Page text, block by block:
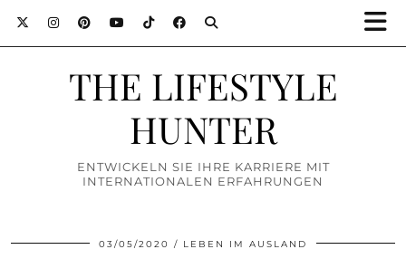
THE LIFESTYLE
HUNTER
ENTWICKELN SIE IHRE KARRIERE MIT
INTERNATIONALEN ERFAHRUNGEN
03/05/2020 LEBEN IM AUSLAND